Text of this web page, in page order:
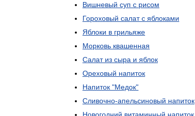
Вишневый суп с рисом
Гороховый салат с яблоками
Яблоки в грильяже
Морковь квашенная
Салат из сыра и яблок
Ореховый напиток
Напиток "Медок"
Сливочно-апельсиновый напиток